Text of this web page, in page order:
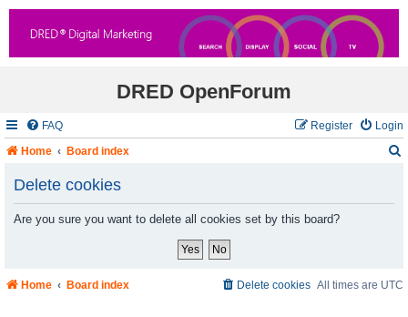
DRED OpenForum
FAQ Login
Register
Home
Board index
Delete cookies
Are you sure you want to delete all cookies set by this board?
Home Board index All times are UTC
Delete cookies